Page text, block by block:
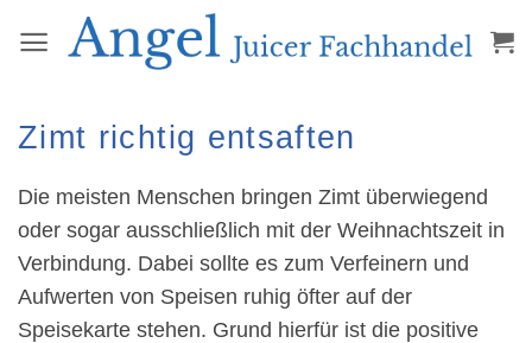
Inhalt
Zimt richtig entsaften
Die meisten Menschen bringen Zimt überwiegend
oder sogar ausschließlich mit der Weihnachtszeit in
Verbindung. Dabei sollte es zum Verfeinern und
Aufwerten von Speisen ruhig öfter auf der
Speisekarte stehen. Grund hierfür ist die positive